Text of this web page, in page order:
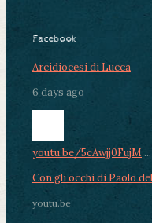
Facebook
Arcidiocesi di Lucca
6 days ago
youtu.be/5cAwjj0FujM ...
Con gli occhi di Paolo
youtu.be